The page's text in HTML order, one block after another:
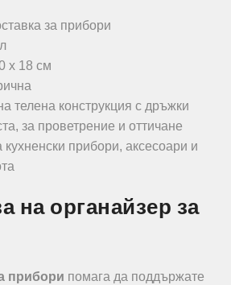
за прибори
x 18 см
телена конструкция с дръжки
за проветрение и оттичане
кухненски прибори, аксесоари и
на органайзер за
прибори помага да поддържате